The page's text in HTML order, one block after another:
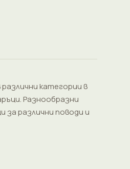
категории в
Разнообразни
за различни поводи и